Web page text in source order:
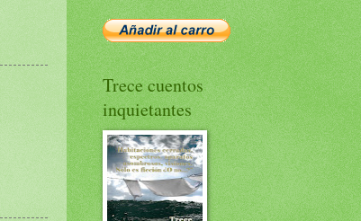
Trece cuentos
inquietantes